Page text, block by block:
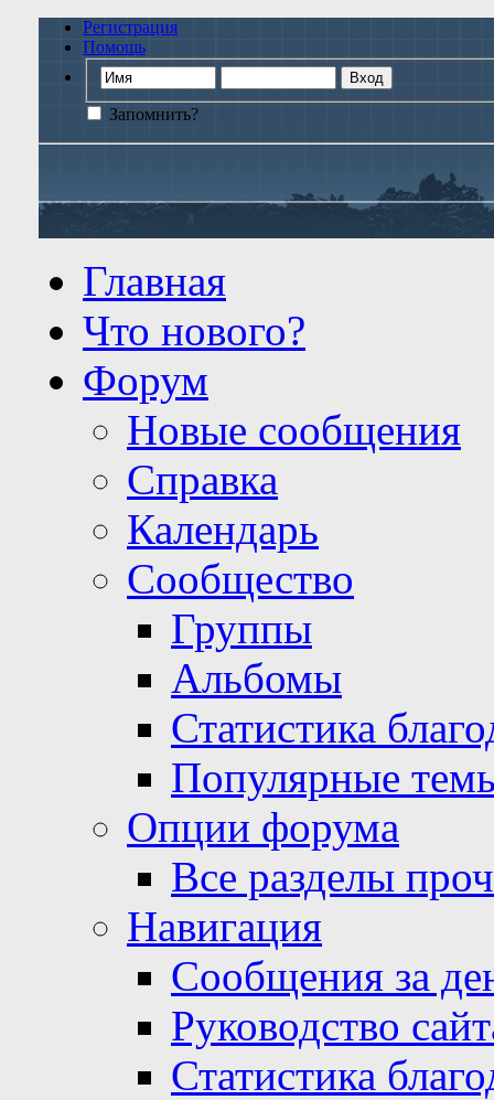
Регистрация
Помощь
Запомнить?
Главная
Что нового?
Форум
Новые сообщения
Справка
Календарь
Сообщество
Группы
Альбомы
Статистика
Популярные
Опции форума
Все разделы
Навигация
Сообщения за
Руководство
Статистика